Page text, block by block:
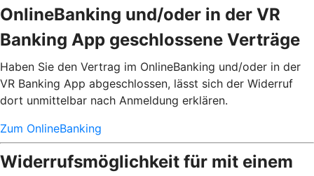
OnlineBanking und/oder in der VR
Banking App geschlossene Verträge
Haben Sie den Vertrag im OnlineBanking und/oder in der
VR Banking App abgeschlossen, lässt sich der Widerruf
dort unmittelbar nach Anmeldung erklären.
Zum OnlineBanking
Widerrufsmöglichkeit für mit einem